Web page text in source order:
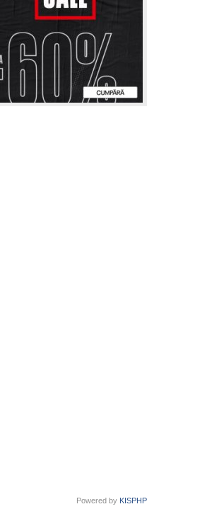
Powered by KISPHP